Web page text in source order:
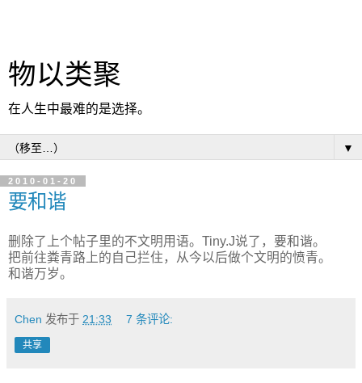
物以类聚
在人生中最难的是选择。
▼
2010-01-20
要和谐
删除了上个帖子里的不文明用语。Tiny.J说了，要和谐。
把前往粪青路上的自己拦住，从今以后做个文明的愤青。
和谐万岁。
Chen 发布于 21:33 7 条评论:
共享